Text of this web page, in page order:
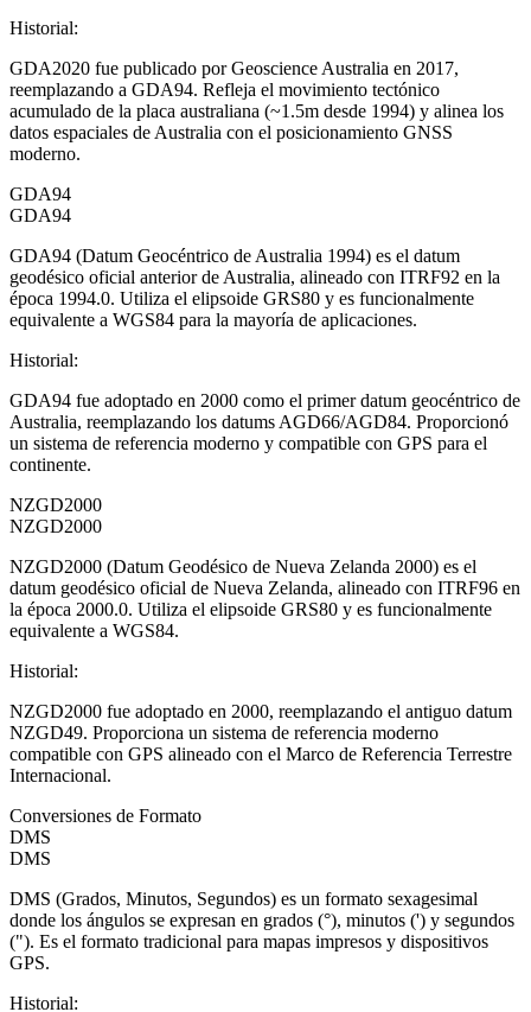
Historial:
GDA2020 fue publicado por Geoscience Australia en 2017,
reemplazando a GDA94. Refleja el movimiento tectónico
acumulado de la placa australiana (~1.5m desde 1994) y alinea los
datos espaciales de Australia con el posicionamiento GNSS
moderno.
GDA94
GDA94
GDA94 (Datum Geocéntrico de Australia 1994) es el datum
geodésico oficial anterior de Australia, alineado con ITRF92 en la
época 1994.0. Utiliza el elipsoide GRS80 y es funcionalmente
equivalente a WGS84 para la mayoría de aplicaciones.
Historial:
GDA94 fue adoptado en 2000 como el primer datum geocéntrico de
Australia, reemplazando los datums AGD66/AGD84. Proporcionó
un sistema de referencia moderno y compatible con GPS para el
continente.
NZGD2000
NZGD2000
NZGD2000 (Datum Geodésico de Nueva Zelanda 2000) es el
datum geodésico oficial de Nueva Zelanda, alineado con ITRF96 en
la época 2000.0. Utiliza el elipsoide GRS80 y es funcionalmente
equivalente a WGS84.
Historial:
NZGD2000 fue adoptado en 2000, reemplazando el antiguo datum
NZGD49. Proporciona un sistema de referencia moderno
compatible con GPS alineado con el Marco de Referencia Terrestre
Internacional.
Conversiones de Formato
DMS
DMS
DMS (Grados, Minutos, Segundos) es un formato sexagesimal
donde los ángulos se expresan en grados (°), minutos (') y segundos
("). Es el formato tradicional para mapas impresos y dispositivos
GPS.
Historial: